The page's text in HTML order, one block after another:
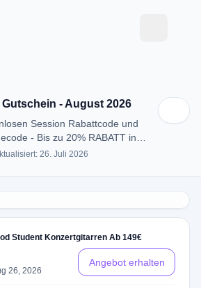
- August 2026
Session Rabattcode und
- Bis zu 20% RABATT in
26. Juli 2026
Student Konzertgitarren Ab 149€
26, 2026
Angebot erhalten